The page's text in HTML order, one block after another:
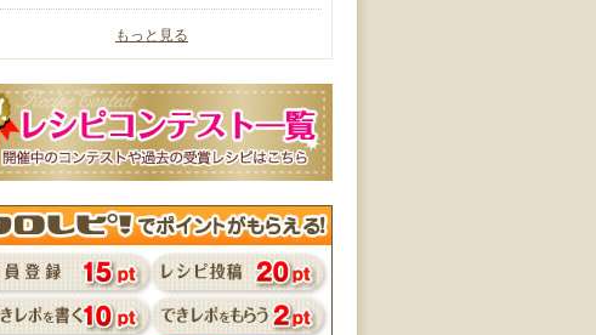
もっと見る